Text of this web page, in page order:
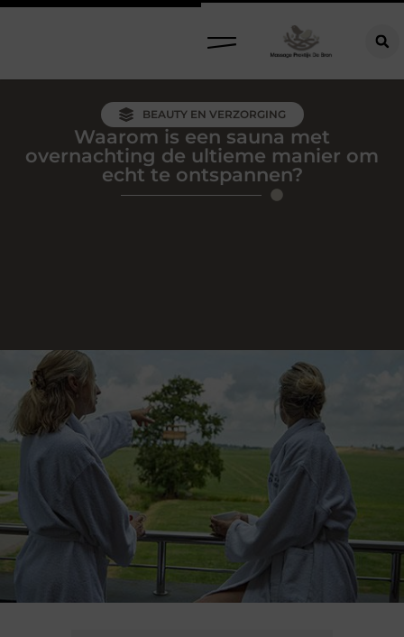
BEAUTY EN VERZORGING
Waarom is een sauna met
overnachting de ultieme manier om
echt te ontspannen?